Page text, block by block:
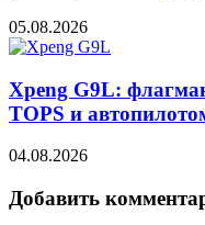
05.08.2026
Xpeng G9L:
TOPS и
04.08.2026
Добавить